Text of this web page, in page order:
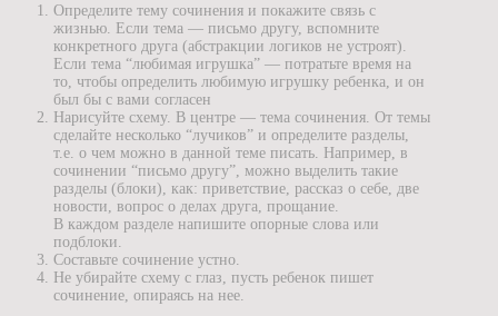
Определите тему сочинения и покажите связь с
жизнью. Если тема — письмо другу, вспомните
конкретного друга (абстракции логиков не устроят).
Если тема “любимая игрушка” — потратьте время на
то, чтобы определить любимую игрушку ребенка, и он
был бы с вами согласен
Нарисуйте схему. В центре — тема сочинения. От темы
сделайте несколько “лучиков” и определите разделы,
т.е. о чем можно в данной теме писать. Например, в
сочинении “письмо другу”, можно выделить такие
разделы (блоки), как: приветствие, рассказ о себе, две
новости, вопрос о делах друга, прощание.
В каждом разделе напишите опорные слова или
подблоки.
Составьте сочинение устно.
Не убирайте схему с глаз, пусть ребенок пишет
сочинение, опираясь на нее.